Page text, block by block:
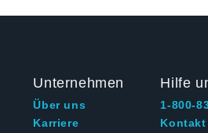
Unternehmen
Über uns
Karriere
Hilfe
1-800-
Kontakt